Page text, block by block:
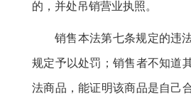
的，并处吊销营业执照 。
销售本法第七条规定的违
规定予以处罚；销售者不知道
法商品 ，能证明该商品是自己